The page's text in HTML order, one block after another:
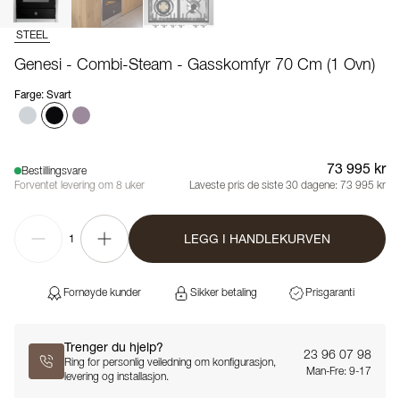
STEEL
Genesi - Combi-Steam - Gasskomfyr 70 Cm (1 Ovn)
Farge: Svart
Bestillingsvare
Forventet levering om 8 uker
73 995 kr
Laveste pris de siste 30 dagene: 73 995 kr
1 LEGG I HANDLEKURVEN
Fornøyde kunder Sikker betaling Prisgaranti
Trenger du hjelp?
Ring for personlig veiledning om konfigurasjon,
levering og installasjon.
23 96 07 98
Man-Fre: 9-17